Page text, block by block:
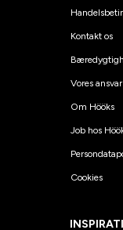
Kontakt os
Vores ansvar
Om Hööks
Job hos
Cookies